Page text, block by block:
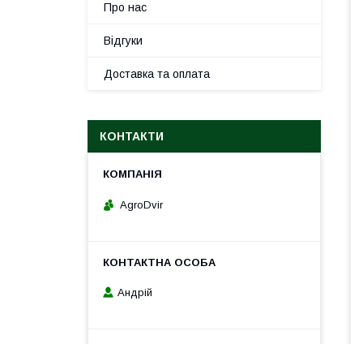
Про нас
Відгуки
Доставка та оплата
КОНТАКТИ
AgroDvir
Андрій